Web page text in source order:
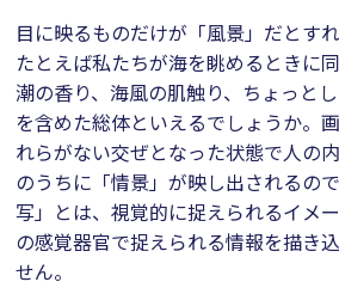
目に映るものだけが「風景」だとす
たとえば私たちが海を眺めるときに
潮の香り、海風の肌触り、ちょっ
を含めた総体といえるでしょうか。
れらがない交ぜとなった状態で人の
のうちに「情景」が映し出されるの
写」とは、視覚的に捉えられるイメ
の感覚器官で捉えられる情報を描き
せん。